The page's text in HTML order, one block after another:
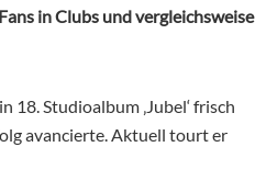
in Clubs und vergleichsweise
18. Studioalbum ‚Jubel‘ frisch
avancierte. Aktuell tourt er